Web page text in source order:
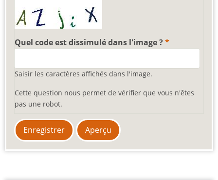
Quel code est dissimulé dans l'image ?
Saisir les caractères affichés dans l'image.
Cette question nous permet de vérifier que vous n'êtes
pas une robot.